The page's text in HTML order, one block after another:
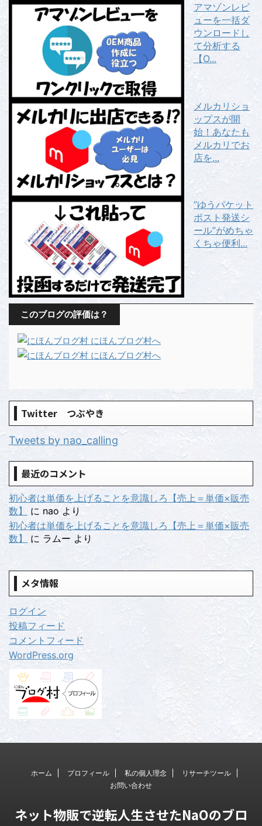
アマゾンレビ
ューを一括ダ
ウンロードし
て分析する
【O...
メルカリショ
ップスが開
始！あなたも
メルカリでお
店を...
”ゆうパケット
ポスト発送シ
ール”がめちゃ
くちゃ便利...
このブログの評価は？
Twitter つぶやき
Tweets by nao_calling
最近のコメント
初心者は単価を上げることを意識しろ【売上＝単価×販売
数】
に naoより
初心者は単価を上げることを意識しろ【売上＝単価×販売
数】
に ラムー より
メタ情報
ログイン
投稿フィード
コメントフィード
WordPress.org
ホーム プロフィール 私の個人理念
リサーチツール
お問い合わせ
ネット物販で逆転人生させたNaOのブロ